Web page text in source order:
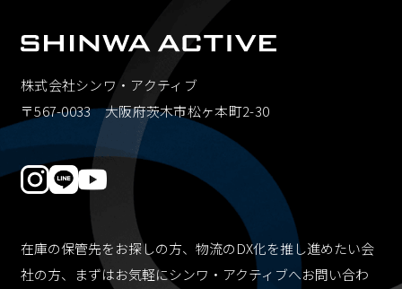
株式会社シンワ・アクティブ
〒567-0033 大阪府茨木市松ヶ本町2-30
在庫の保管先をお探しの方、物流のDX化を推し進めたい会
社の方、
まずはお気軽にシンワ・アクティブへお問い合わ